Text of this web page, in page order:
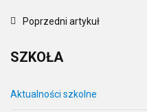
Poprzedni artykuł
SZKOŁA
Aktualności szkolne